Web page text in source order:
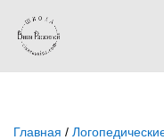
Главная /